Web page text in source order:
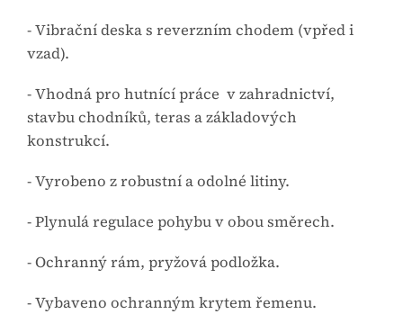
- Vibrační deska s reverzním chodem (vpřed i
vzad).
- Vhodná pro hutnící práce v zahradnictví,
stavbu chodníků, teras a základových
konstrukcí.
- Vyrobeno z robustní a odolné litiny.
- Plynulá regulace pohybu v obou směrech.
- Ochranný rám, pryžová podložka.
- Vybaveno ochranným krytem řemenu.